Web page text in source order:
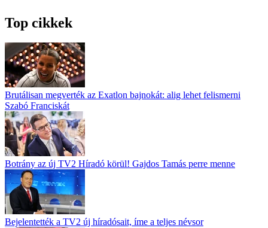
Top cikkek
Brutálisan megverték az Exatlon bajnokát: alig lehet felismerni
Szabó Franciskát
Botrány az új TV2 Híradó körül! Gajdos Tamás perre menne
Bejelentették a TV2 új híradósait, íme a teljes névsor